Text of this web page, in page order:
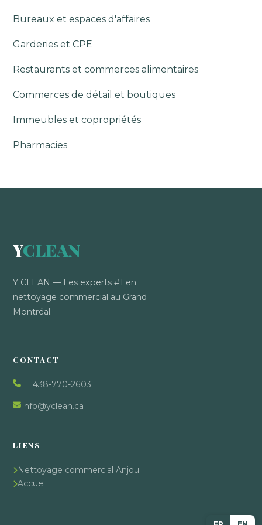
Bureaux et espaces d'affaires
Garderies et CPE
Restaurants et commerces alimentaires
Commerces de détail et boutiques
Immeubles et copropriétés
Pharmacies
YCLEAN
Y CLEAN — Les experts #1 en
nettoyage commercial au Grand
Montréal.
CONTACT
+1 438-770-2603
info@yclean.ca
LIENS
Nettoyage commercial Anjou
Accueil